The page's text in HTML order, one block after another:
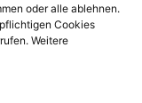
oder alle ablehnen.
Cookies
Weitere